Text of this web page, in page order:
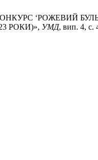
КОНКУРС ‘РОЖЕВИЙ
РОКИ)», УМД, вип. 4, с.